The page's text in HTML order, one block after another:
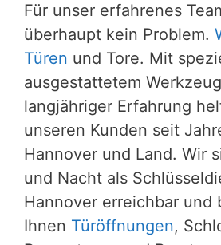
Für unser erfahrenes
überhaupt kein Problem.
Türen und Tore. Mit
ausgestattetem
langjähriger Erfahrung
unseren Kunden seit
Hannover und Land. Wir
und Nacht als
Hannover erreichbar und
Ihnen Türöffnungen,